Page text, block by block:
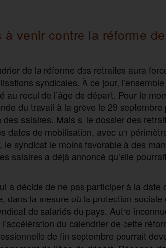
à venir contre la réforme
de la réforme des retraites aura
syndicales. À ce jour,
au recul de l’âge de départ. Pour le
du travail à la grève le 29
des salaires. Mais si le dossier des
dates de mobilisation, avec un
le syndicat le moins favorable à des
salaires a déjà annoncé qu’elle
a décidé de ne pas participer à la
dans la mesure où la protection
de salariés du pays. Autre
du calendrier de cette
de fin septembre pourrait